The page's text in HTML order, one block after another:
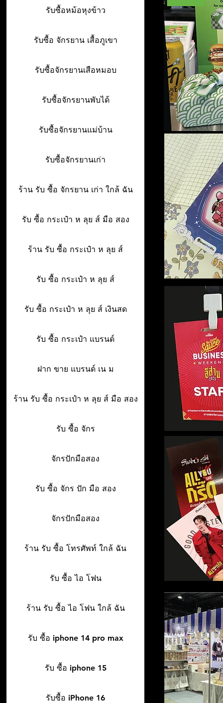
รับซื้อหม้อหุงข้าว
รับซื้อ จักรยาน เสื้อภูเขา
รับซื้อจักรยานเสือหมอบ
รับซื้อจักรยานพับได้
รับซื้อจักรยานแม่บ้าน
รับซื้อจักรยานเก่า
ร้าน รับ ซื้อ จักรยาน เก่า ใกล้ ฉัน
รับ ซื้อ กระเป๋า ห ลุย ส์ มือ สอง
ร้าน รับ ซื้อ กระเป๋า ห ลุย ส์
รับ ซื้อ กระเป๋า ห ลุย ส์
รับ ซื้อ กระเป๋า ห ลุย ส์ เงินสด
รับ ซื้อ กระเป๋า แบรนด์
ฝาก ขาย แบรนด์ เน ม
ร้าน รับ ซื้อ กระเป๋า ห ลุย ส์ มือ สอง
รับ ซื้อ จักร
จักรปักมือสอง
รับ ซื้อ จักร ปัก มือ สอง
จักรปักมือสอง
ร้าน รับ ซื้อ โทรศัพท์ ใกล้ ฉัน
รับ ซื้อ ไอ โฟน
ร้าน รับ ซื้อ ไอ โฟน ใกล้ ฉัน
รับ ซื้อ iphone 14 pro max
รับ ซื้อ iphone 15
รับซื้อ iPhone 16